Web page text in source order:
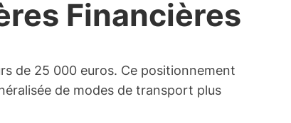
Financières
de 25 000 euros. Ce positionnement
de modes de transport plus